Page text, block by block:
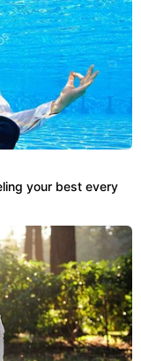
casa de
químicos.
sobre
material
YouTube:
your best every